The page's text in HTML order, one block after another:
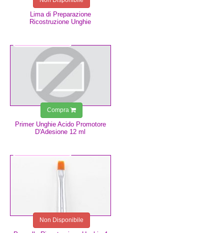
Lima di Preparazione
Ricostruzione Unghie
Primer Unghie Acido Promotore
D'Adesione 12 ml
Compra
Non Disponibile